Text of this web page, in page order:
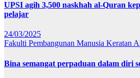
UPSI agih 3,500 naskhah al-Quran
pelajar
24/03/2025
Fakulti Pembangunan Manusia Keratan
Bina semangat perpaduan dalam diri